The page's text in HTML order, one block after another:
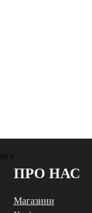
ПРО НАС
Магазини